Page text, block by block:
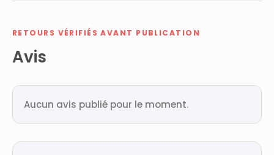
RETOURS VÉRIFIÉS AVANT PUBLICATION
Avis
Aucun avis publié pour le moment.